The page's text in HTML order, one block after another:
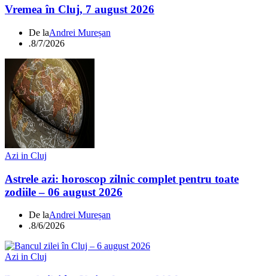
Vremea în Cluj, 7 august 2026
De laAndrei Mureșan
.8/7/2026
Azi in Cluj
Astrele azi: horoscop zilnic complet pentru toate
zodiile – 06 august 2026
De laAndrei Mureșan
.8/6/2026
Azi in Cluj